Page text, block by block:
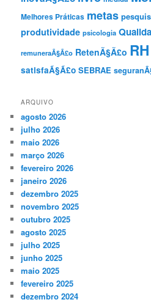
Melhores Práticas metas
produtividade psicologia
remuneraÃ§Ã£o RetenÃ§Ã£o RH
satisfaÃ§Ã£o SEBRAE
ARQUIVO
agosto 2026
julho 2026
maio 2026
março 2026
fevereiro 2026
janeiro 2026
dezembro 2025
novembro 2025
outubro 2025
agosto 2025
julho 2025
junho 2025
maio 2025
fevereiro 2025
dezembro 2024